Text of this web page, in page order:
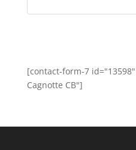
[contact-form-7
Cagnotte CB"]